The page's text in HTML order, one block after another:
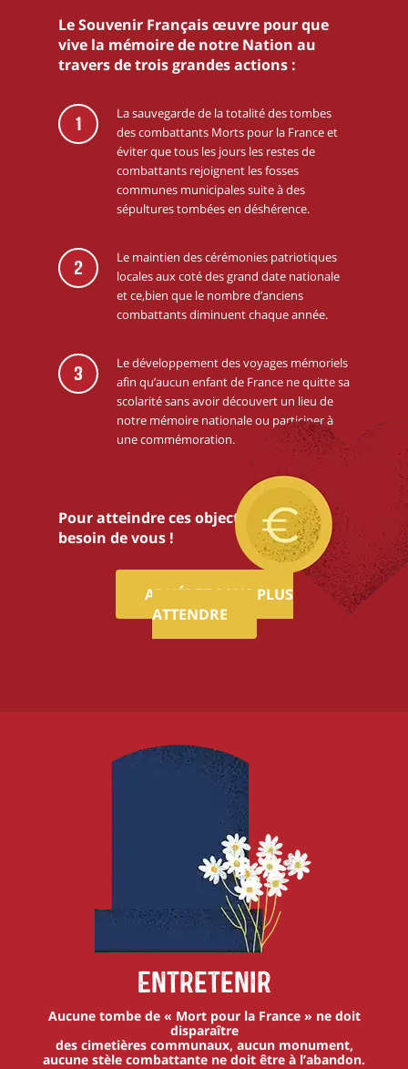
Le Souvenir Français œuvre pour que
vive la mémoire de notre Nation au
travers de trois grandes actions :
1
La sauvegarde de la totalité des tombes
des combattants Morts pour la France et
éviter que tous les jours les restes de
combattants rejoignent les fosses
communes municipales suite à des
sépultures tombées en déshérence.
2
Le maintien des cérémonies patriotiques
locales aux coté des grand date nationale
et ce,bien que le nombre d’anciens
combattants diminuent chaque année.
3
Le développement des voyages mémoriels
afin qu’aucun enfant de France ne quitte sa
scolarité sans avoir découvert un lieu de
notre mémoire nationale ou participer à
une commémoration.
Pour atteindre ces objectifs,nous avons
besoin de vous !
ADHÉREZ SANS PLUS
ATTENDRE
Entretenir
Aucune tombe de « Mort pour la France » ne doit
disparaître
des cimetières communaux, aucun monument,
aucune stèle combattante ne doit être à l’abandon.